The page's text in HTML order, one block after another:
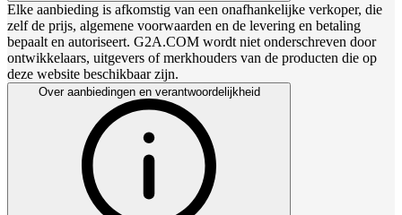
Elke aanbieding is afkomstig van een onafhankelijke verkoper, die
zelf de prijs, algemene voorwaarden en de levering en betaling
bepaalt en autoriseert. G2A.COM wordt niet onderschreven door
ontwikkelaars, uitgevers of merkhouders van de producten die op
deze website beschikbaar zijn.
Over aanbiedingen en verantwoordelijkheid